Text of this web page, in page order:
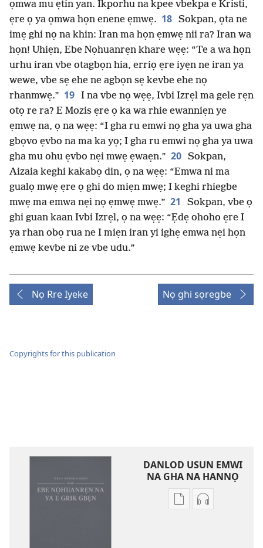
ọmwa mu ẹtin yan. Ikporhu na kpee vbekpa e Kristi,
ẹre ọ ya ọmwa họn enene ẹmwẹ. 18 Sokpan, ọta ne
imẹ ghi nọ na khin: Iran ma họn ẹmwẹ nii ra? Iran wa
họn! Uhiẹn, Ebe Nọhuanrẹn khare wẹẹ: “Te a wa họn
urhu iran vbe otagbọn hia, erriọ ẹre iyẹn ne iran ya
wewe, vbe sẹ ehe ne agbọn sẹ kevbe ehe nọ
rhanmwẹ.” 19 I na vbe nọ wẹẹ, Ivbi Izrẹl ma gele rẹn
otọ re ra? E Mozis ẹre ọ ka wa rhie ewanniẹn ye
ẹmwẹ na, ọ na wẹẹ: “I gha ru emwi nọ gha ya uwa gha
gbọvo ẹvbo na ma ka yọ; I gha ru emwi nọ gha ya uwa
gha mu ohu ẹvbo nẹi mwẹ ẹwaẹn.” 20 Sokpan,
Aizaia keghi kakabọ din, ọ na wẹẹ: “Emwa ni ma
gualọ mwẹ ẹre ọ ghi do miẹn mwẹ; I keghi rhiegbe
mwẹ ma emwa nẹi nọ ẹmwẹ mwẹ.” 21
Sokpan, vbe ọ
ghi guan kaan Ivbi Izrẹl, ọ na wẹẹ: “Ẹdẹ ohoho ẹre I
ya rhan obọ rua ne I miẹn iran yi ighẹ emwa nẹi họn
ẹmwẹ kevbe ni ze vbe udu.”
Nọ Rre Iyeke Nọ ghi sọregbe
Copyrights for this publication
DANLOD USUN EMWI
NA GHA NA HANNỌ
Avbe Avbe